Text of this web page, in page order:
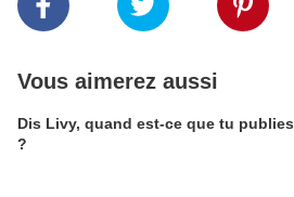
Vous aimerez aussi
Dis Livy, quand est-ce que tu publies
?